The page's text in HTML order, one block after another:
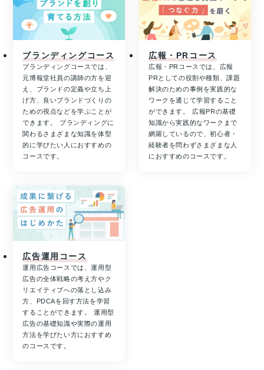
ブランディングコース
ブランディングコースでは、
元博報堂社員の講師の方を迎
え、ブランドの定義や立ち上
げ方、良いブランドづくりの
ための視点などを学ぶことが
できます。 ブランディングに
関わるさまざまな知識を体型
的に学びたい人におすすめの
コースです。
広報・PRコース
広報・PRコースでは、広報
PRとしての役割や種類、課題
解決のための事例を実践的な
ワークを通じて学習すること
ができます。 広報PRの基礎
知識から実践的なワークまで
網羅しているので、初心者・
経験者を問わずさまざまな人
におすすめのコースです。
広告運用コース
運用広告コースでは、運用型
広告の全体戦略の考え方やク
リエイティブへの落とし込み
方、PDCAを回す方法を学習
することができます。 運用型
広告の基礎知識や実際の運用
方法を学びたい方におすすめ
のコースです。